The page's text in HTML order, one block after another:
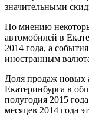
значительными
По мнению
автомобилей в
2014 года, а
иностранным
Доля продаж новых
Екатеринбурга в
полугодия 2015
месяцев 2014 года